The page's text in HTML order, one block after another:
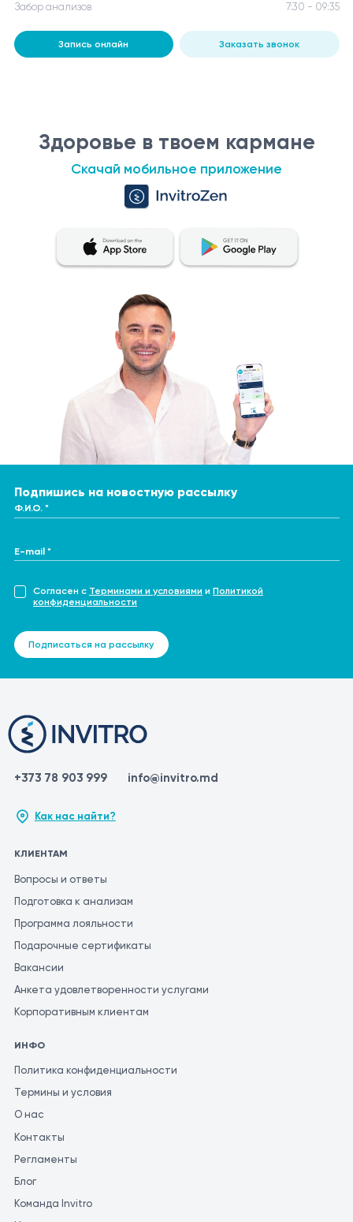
Забор анализов 7:30 - 09:35
Запись онлайн Заказать звонок
Здоровье в твоем кармане
Скачай мобильное приложение
Подпишись на новостную рассылку
Ф.И.О. *
E-mail *
Согласен с Терминами и условиями и Политикой
конфиденциальности
Подписаться на рассылку
+373 78 903 999 info@invitro.md
Как нас найти?
КЛИЕНТАМ
Вопросы и ответы
Подготовка к анализам
Программа лояльности
Подарочные сертификаты
Вакансии
Анкета удовлетворенности услугами
Корпоративным клиентам
ИНФО
Политика конфиденциальности
Термины и условия
О нас
Контакты
Регламенты
Блог
Команда Invitro